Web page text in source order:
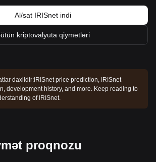
Al/sat IRISnet indi
kriptovalyuta qiymətləri
daxildir: IRISnet price prediction, IRISnet
development history, and more. Keep reading to
of IRISnet.
proqnozu